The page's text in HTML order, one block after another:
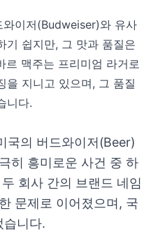
이저(Budweiser)와 유사
기 쉽지만, 그 맛과 품질은
르 맥주는 프리미엄 라거로
을 지니고 있으며, 그 품질
니다.
국의 버드와이저(Beer)
히 흥미로운 사건 중 하
회사 간의 브랜드 네임
문제로 이어졌으며, 국
습니다.